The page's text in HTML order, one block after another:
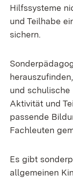
Hilfssysteme
und Teilhabe
sichern.
und schulische
Aktivität und
passende
Fachleuten
Es gibt
allgemeinen